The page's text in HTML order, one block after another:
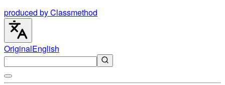
produced by Classmethod
OriginalEnglish